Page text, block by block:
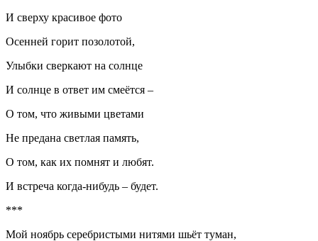
И сверху красивое фото
Осенней горит позолотой,
Улыбки сверкают на солнце
И солнце в ответ им смеётся –
О том, что живыми цветами
Не предана светлая память,
О том, как их помнят и любят.
И встреча когда-нибудь – будет.
***
Мой ноябрь серебристыми нитями шьёт туман,